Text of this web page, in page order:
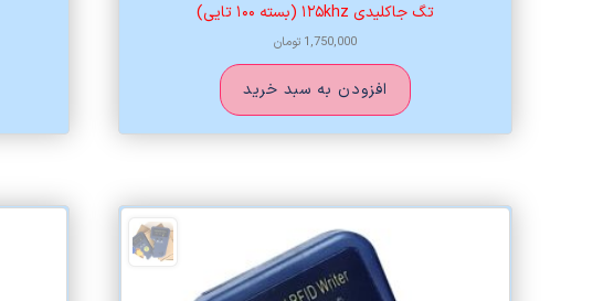
تگ جاکلیدی ۱۲۵khz (بسته ۱۰۰ تایی)
1,750,000 تومان
افزودن به سبد خرید